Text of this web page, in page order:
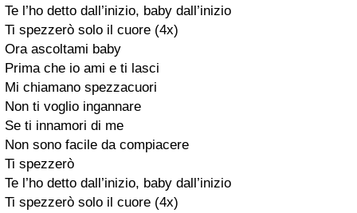
Te l’ho detto dall’inizio, baby dall’inizio
Ti spezzerò solo il cuore (4x)
Ora ascoltami baby
Prima che io ami e ti lasci
Mi chiamano spezzacuori
Non ti voglio ingannare
Se ti innamori di me
Non sono facile da compiacere
Ti spezzerò
Te l’ho detto dall’inizio, baby dall’inizio
Ti spezzerò solo il cuore (4x)